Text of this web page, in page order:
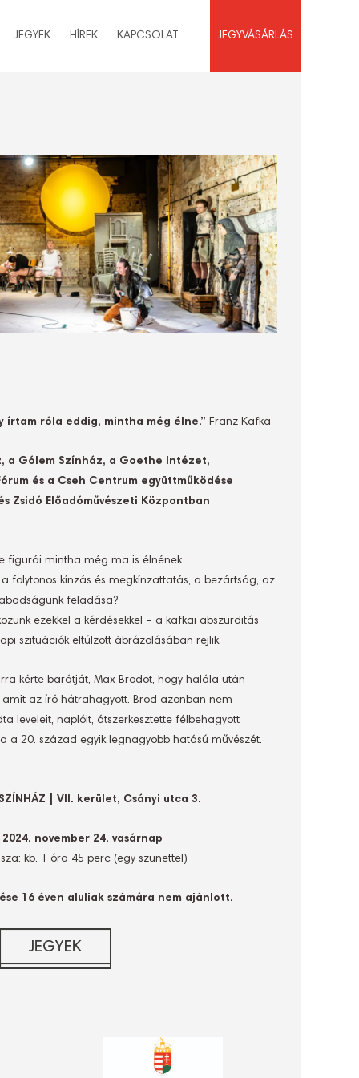
JEGYEK HÍREK KAPCSOLAT JEGYVÁSÁRLÁS
írtam róla eddig, mintha még élne.” Franz Kafka
a Gólem Színház, a Goethe Intézet,
és a Cseh Centrum együttműködése
Zsidó Előadóművészeti Központban
figurái mintha még ma is élnének.
folytonos kínzás és megkínzattatás, a bezártság, az
feladása?
ezekkel a kérdésekkel – a kafkai abszurditás
szituációk eltúlzott ábrázolásában rejlik.
kérte barátját, Max Brodot, hogy halála után
az író hátrahagyott. Brod azonban nem
leveleit, naplóit, átszerkesztette félbehagyott
a 20. század egyik legnagyobb hatású művészét.
| VII. kerület, Csányi utca 3.
2024. november 24. vasárnap
kb. 1 óra 45 perc (egy szünettel)
16 éven aluliak számára nem ajánlott.